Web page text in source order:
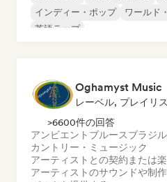
インディー・ポップ
ワールド
英語ラップ
Oghamyst Music
>6600件の回答
アンビエント ブルースブラジ
カントリー・ミュージック
アーティストとの契約または
アーティストのサウンドや制